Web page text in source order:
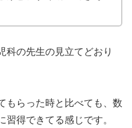
科の先生の見立てどおり
もらった時と比べても、数
習得できてる感じです。